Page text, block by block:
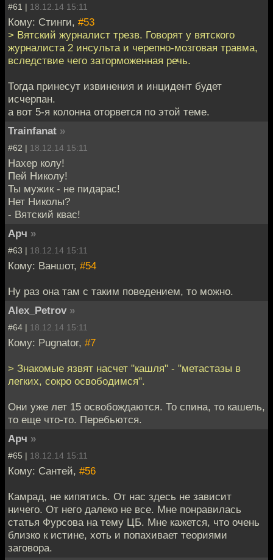
#61 | 18.12.14 15:11
Кому: Стинги, #53
> Вятский журналист трезв. Говорят у вятского
журналиста 2 инсульта и черепно-мозговая травма,
вследствие чего заторможенная речь.
Тогда принесут извинения и инцидент будет
исчерпан.
а вот 5-я колонна оторвется по этой теме.
Trainfanat »
#62 | 18.12.14 15:11
Нахер колу!
Пей Николу!
Ты мужик - не пидарас!
Нет Николы?
- Вятский квас!
Арч »
#63 | 18.12.14 15:11
Кому: Ваншот, #54
Ну раз она там с таким поведением, то можно.
Alex_Petrov »
#64 | 18.12.14 15:11
Кому: Pugnator, #7
> Знакомые язвят насчет "кашля" - "метастазы в
легких, сокро освободимся".
Они уже лет 15 освобождаются. То спина, то кашель,
то еще что-то. Перебьются.
Арч »
#65 | 18.12.14 15:11
Кому: Сантей, #56
Камрад, не кипятись. От нас здесь не зависит
ничего. От него далеко не все. Мне понравилась
статья Фурсова на тему ЦБ. Мне кажется, что очень
близко к истине, хоть и попахивает теориями
заговора.